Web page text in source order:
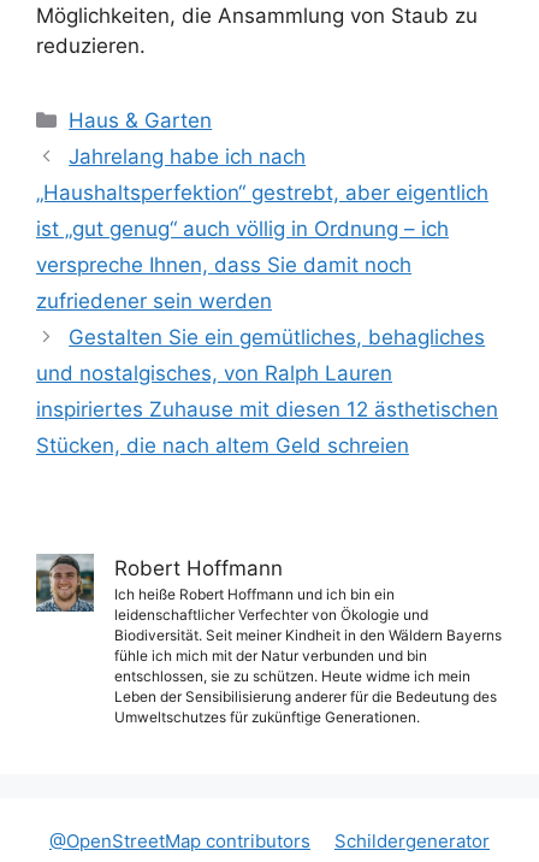
Möglichkeiten, die Ansammlung von Staub zu
reduzieren.
Kategorien
Haus & Garten
Jahrelang habe ich nach
„Haushaltsperfektion“ gestrebt, aber eigentlich
ist „gut genug“ auch völlig in Ordnung – ich
verspreche Ihnen, dass Sie damit noch
zufriedener sein werden
Gestalten Sie ein gemütliches, behagliches
und nostalgisches, von Ralph Lauren
inspiriertes Zuhause mit diesen 12 ästhetischen
Stücken, die nach altem Geld schreien
Robert Hoffmann
Ich heiße Robert Hoffmann und ich bin ein
leidenschaftlicher Verfechter von Ökologie und
Biodiversität. Seit meiner Kindheit in den Wäldern Bayerns
fühle ich mich mit der Natur verbunden und bin
entschlossen, sie zu schützen. Heute widme ich mein
Leben der Sensibilisierung anderer für die Bedeutung des
Umweltschutzes für zukünftige Generationen.
@OpenStreetMap contributors Schildergenerator